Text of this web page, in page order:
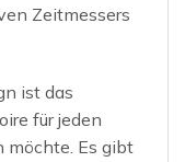
Zeitmessers
ist das
für jeden
möchte. Es gibt